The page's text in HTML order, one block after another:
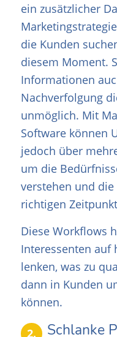
ein zusätzlicher
die Kunden
diesem Moment.
Informationen
Nachverfolgung
unmöglich. Mit
Software können
jedoch über
um die
verstehen und
richtigen
Diese Workflows
Interessenten auf
lenken, was zu
dann in Kunden
können.
2. Schlanke